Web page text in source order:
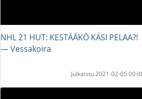
NHL 21 HUT: KESTÄÄKÖ KÄSI PELAA?!
― Vessakoira
Julkaistu 2021-02-05